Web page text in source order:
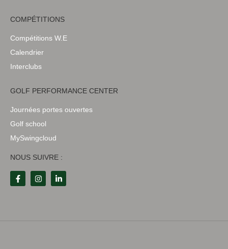
COMPÉTITIONS
Compétitions W.E
Calendrier
Interclubs
GOLF PERFORMANCE CENTER
Journées portes ouvertes
Golf school
MySwingcloud
NOUS SUIVRE :